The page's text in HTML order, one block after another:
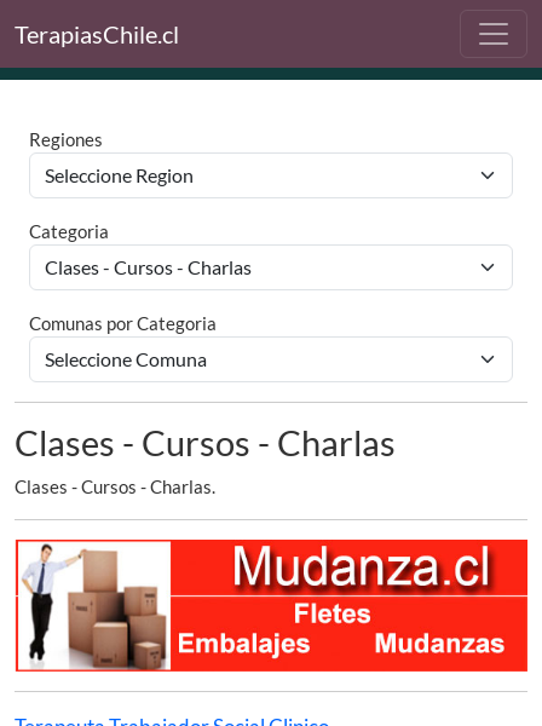
TerapiasChile.cl
Regiones
Categoria
Comunas por Categoria
Clases - Cursos - Charlas
Clases - Cursos - Charlas.